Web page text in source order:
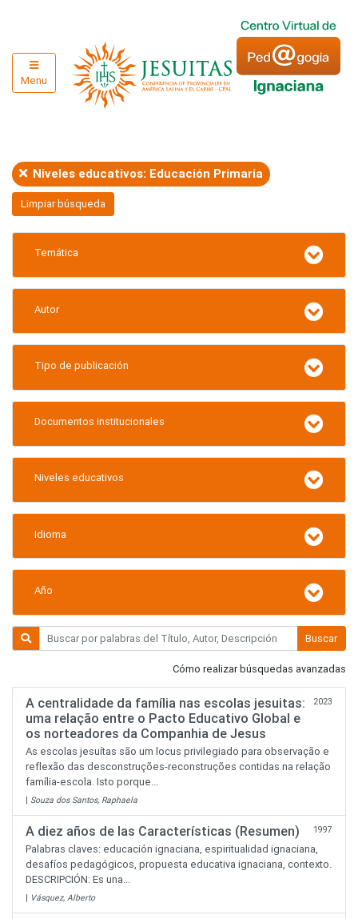
Menu
Niveles educativos: Educación Primaria
Limpiar búsqueda
Buscar
Cómo realizar búsquedas avanzadas
A centralidade da família nas escolas jesuitas:
uma relação entre o Pacto Educativo Global e
os norteadores da Companhia de Jesus
2023
As escolas jesuítas são um locus privilegiado para observação e
reflexão das desconstruções-reconstruções contidas na relação
família-escola. Isto porque...
| Souza dos Santos, Raphaela
A diez años de las Características (Resumen) 1997
Palabras claves: educación ignaciana, espiritualidad ignaciana,
desafíos pedagógicos, propuesta educativa ignaciana, contexto.
DESCRIPCIÓN: Es una...
| Vásquez, Alberto
Temática
Autor
Tipo de publicación
Documentos institucionales
Niveles educativos
Idioma
Año